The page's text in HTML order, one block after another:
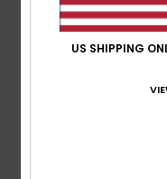
US SHIPPING